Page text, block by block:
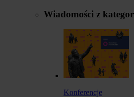
Wiadomości z
Konferencje